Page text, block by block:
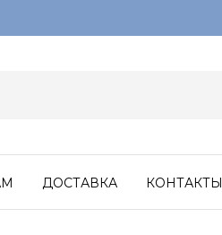
ДОСТАВКА КОНТАКТЫ